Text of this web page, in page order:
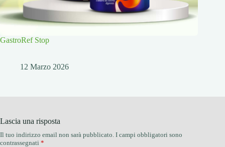
GastroRef Stop
12 Marzo 2026
Lascia una risposta
Il tuo indirizzo email non sarà pubblicato. I campi obbligatori sono
contrassegnati *